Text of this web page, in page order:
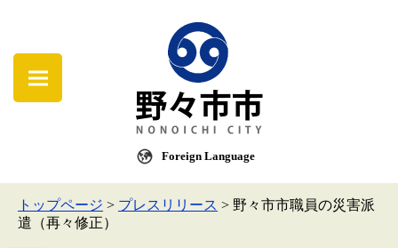
Foreign Language
トップページ > プレスリリース > 野々市市職員の災害派
遣（再々修正）